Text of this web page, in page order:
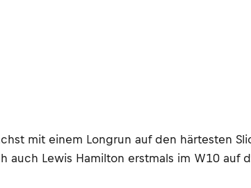
mit einem Longrun auf den härtesten
Lewis Hamilton erstmals im W10 auf